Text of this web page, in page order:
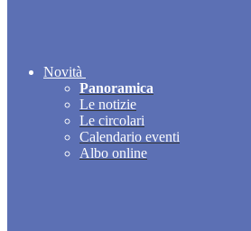
Novità
Panoramica
Le notizie
Le circolari
Calendario eventi
Albo online